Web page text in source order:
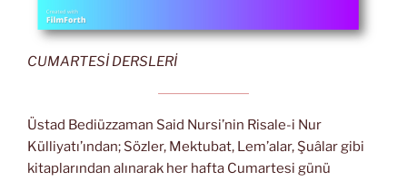
CUMARTESİ DERSLERİ
Üstad Bediüzzaman Said Nursi’nin Risale-i Nur
Külliyatı’ından; Sözler, Mektubat, Lem’alar, Şuâlar gibi
kitaplarından alınarak her hafta Cumartesi günü